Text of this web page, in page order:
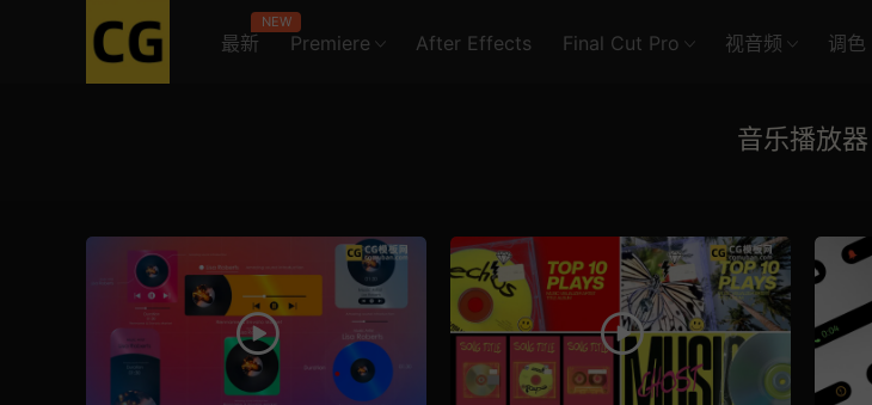
最新
NEW
Premiere After Effects Final Cut Pro 视音频 调色
音乐播放器